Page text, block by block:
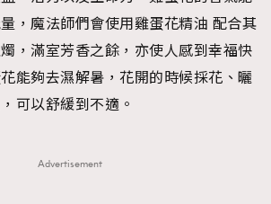
，魔法師們會使用雞蛋花精油 配合其
，滿室芳香之餘，亦使人感到幸福快
能夠去濕解暑，花開的時候採花、曬
可以舒緩到不適。
Advertisement